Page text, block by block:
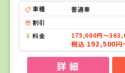
車種
普通車
割引
料金
175,000円～
税込 192,500
詳 細